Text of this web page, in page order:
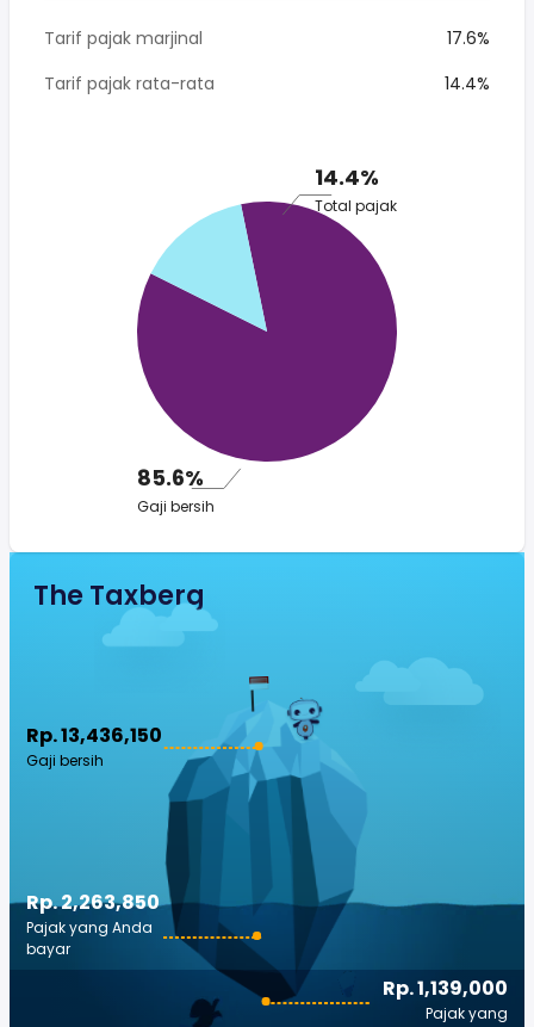
Tarif pajak marjinal
17.6%
Tarif pajak rata-rata
14.4%
14.4%
Total pajak
85.6%
Gaji bersih
The Taxberg
Rp. 13,436,150
Gaji bersih
Rp. 1,139,000
Pajak yang
Rp. 2,263,850
Pajak yang Anda
bayar